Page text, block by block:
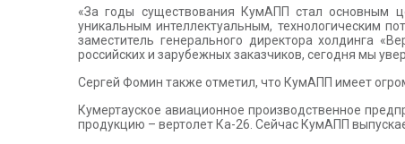
«За годы существования КумАПП стал основным
уникальным интеллектуальным, технологическим
заместитель генерального директора холдинга
российских и зарубежных заказчиков, сегодня мы
Сергей Фомин также отметил, что КумАПП имеет
Кумертауское авиационное производственное
продукцию – вертолет Ка-26. Сейчас КумАПП